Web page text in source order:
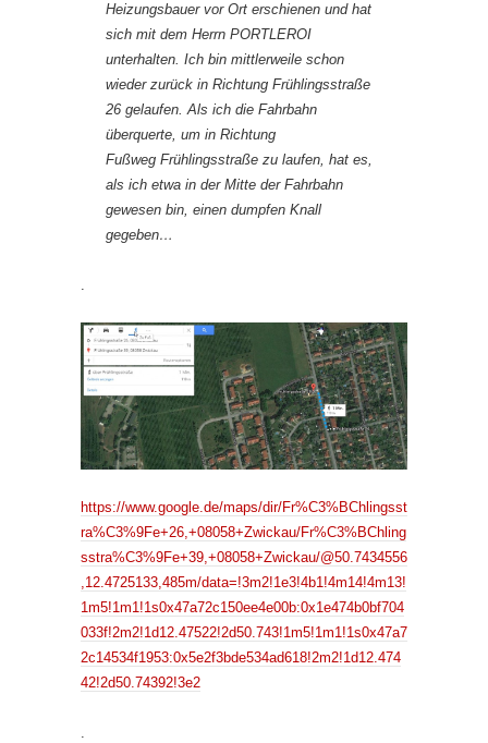
Heizungsbauer vor Ort erschienen und hat
sich mit dem Herrn PORTLEROI
unterhalten. Ich bin mittlerweile schon
wieder zurück in Richtung Frühlingsstraße
26 gelaufen. Als ich die Fahrbahn
überquerte, um in Richtung
Fußweg Frühlingsstraße zu laufen, hat es,
als ich etwa in der Mitte der Fahrbahn
gewesen bin, einen dumpfen Knall
gegeben…
.
https://www.google.de/maps/dir/Fr%C3%BChlingsst
ra%C3%9Fe+26,+08058+Zwickau/Fr%C3%BChling
sstra%C3%9Fe+39,+08058+Zwickau/@50.7434556
,12.4725133,485m/data=!3m2!1e3!4b1!4m14!4m13!
1m5!1m1!1s0x47a72c150ee4e00b:0x1e474b0bf704
033f!2m2!1d12.47522!2d50.743!1m5!1m1!1s0x47a7
2c14534f1953:0x5e2f3bde534ad618!2m2!1d12.474
42!2d50.74392!3e2
.